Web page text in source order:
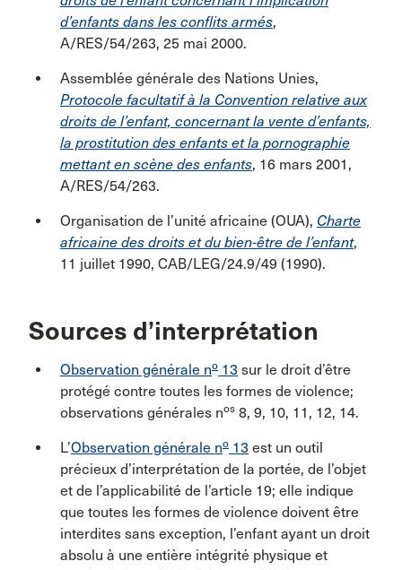
d’enfants dans les conflits armés,
A/RES/54/263, 25 mai 2000.
Assemblée générale des Nations Unies,
Protocole facultatif à la Convention relative aux
droits de l’enfant, concernant la vente d’enfants,
la prostitution des enfants et la pornographie
mettant en scène des enfants, 16 mars 2001,
A/RES/54/263.
Organisation de l’unité africaine (OUA), Charte
africaine des droits et du bien-être de l’enfant,
11 juillet 1990, CAB/LEG/24.9/49 (1990).
Sources d’interprétation
Observation générale no 13 sur le droit d’être
protégé contre toutes les formes de violence;
observations générales nos 8, 9, 10, 11, 12, 14.
L’Observation générale no 13 est un outil
précieux d’interprétation de la portée, de l’objet
et de l’applicabilité de l’article 19; elle indique
que toutes les formes de violence doivent être
interdites sans exception, l’enfant ayant un droit
absolu à une entière intégrité physique et